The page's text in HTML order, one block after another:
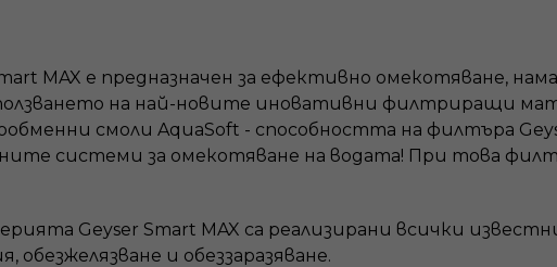
MAX е предназначен за ефективно омекотяване,
на най-новите иновативни филтриращи
смоли AquaSoft - способността на филтъра
системи за омекотяване на водата! При това
Geyser Smart MAX са реализирани всички
обезжелязване и обеззаразяване.